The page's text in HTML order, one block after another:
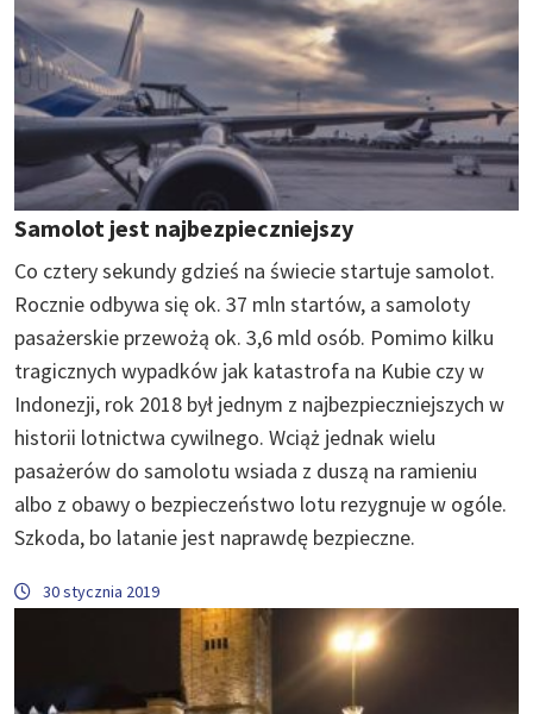
Samolot jest najbezpieczniejszy
Co cztery sekundy gdzieś na świecie startuje samolot.
Rocznie odbywa się ok. 37 mln startów, a samoloty
pasażerskie przewożą ok. 3,6 mld osób. Pomimo kilku
tragicznych wypadków jak katastrofa na Kubie czy w
Indonezji, rok 2018 był jednym z najbezpieczniejszych w
historii lotnictwa cywilnego. Wciąż jednak wielu
pasażerów do samolotu wsiada z duszą na ramieniu
albo z obawy o bezpieczeństwo lotu rezygnuje w ogóle.
Szkoda, bo latanie jest naprawdę bezpieczne.
30 stycznia 2019